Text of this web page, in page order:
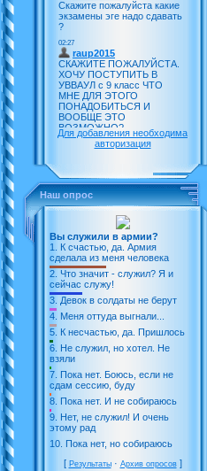
Для добавления необходима
авторизация
Наш опрос
Вы служили в армии?
1. К счастью, да. Армия
сделала из меня человека
2. Что значит - служил? Я и
сейчас служу!
3. Девок в солдаты не берут
4. Меня оттуда выгнали...
5. К несчастью, да. Пришлось
6. Не служил, но хотел. Не
взяли
7. Пока нет. Боюсь, если не
сдам сессию, буду
8. Пока нет. И не собираюсь
9. Нет, не служил! И очень
этому рад
10. Пока нет, но собираюсь
[ Результаты· Архив опросов]